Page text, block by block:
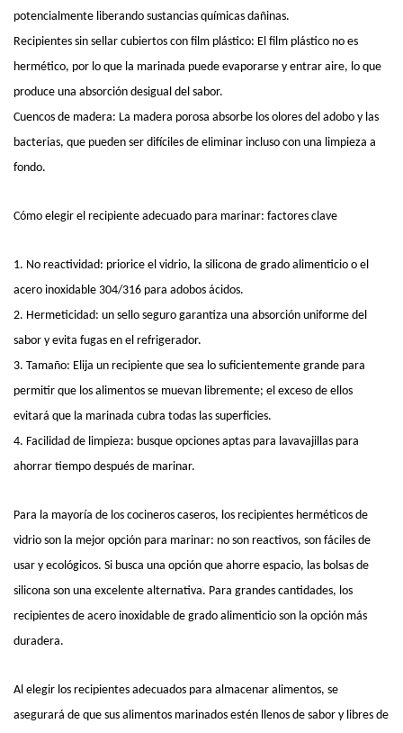
potencialmente liberando sustancias químicas dañinas.
Recipientes sin sellar cubiertos con film plástico: El film plástico no es
hermético, por lo que la marinada puede evaporarse y entrar aire, lo que
produce una absorción desigual del sabor.
Cuencos de madera: La madera porosa absorbe los olores del adobo y las
bacterias, que pueden ser difíciles de eliminar incluso con una limpieza a
fondo.
Cómo elegir el recipiente adecuado para marinar: factores clave
1. No reactividad: priorice el vidrio, la silicona de grado alimenticio o el
acero inoxidable 304/316 para adobos ácidos.
2. Hermeticidad: un sello seguro garantiza una absorción uniforme del
sabor y evita fugas en el refrigerador.
3. Tamaño: Elija un recipiente que sea lo suficientemente grande para
permitir que los alimentos se muevan libremente; el exceso de ellos
evitará que la marinada cubra todas las superficies.
4. Facilidad de limpieza: busque opciones aptas para lavavajillas para
ahorrar tiempo después de marinar.
Para la mayoría de los cocineros caseros, los recipientes herméticos de
vidrio son la mejor opción para marinar: no son reactivos, son fáciles de
usar y ecológicos. Si busca una opción que ahorre espacio, las bolsas de
silicona son una excelente alternativa. Para grandes cantidades, los
recipientes de acero inoxidable de grado alimenticio son la opción más
duradera.
Al elegir los recipientes adecuados para almacenar alimentos, se
asegurará de que sus alimentos marinados estén llenos de sabor y libres de